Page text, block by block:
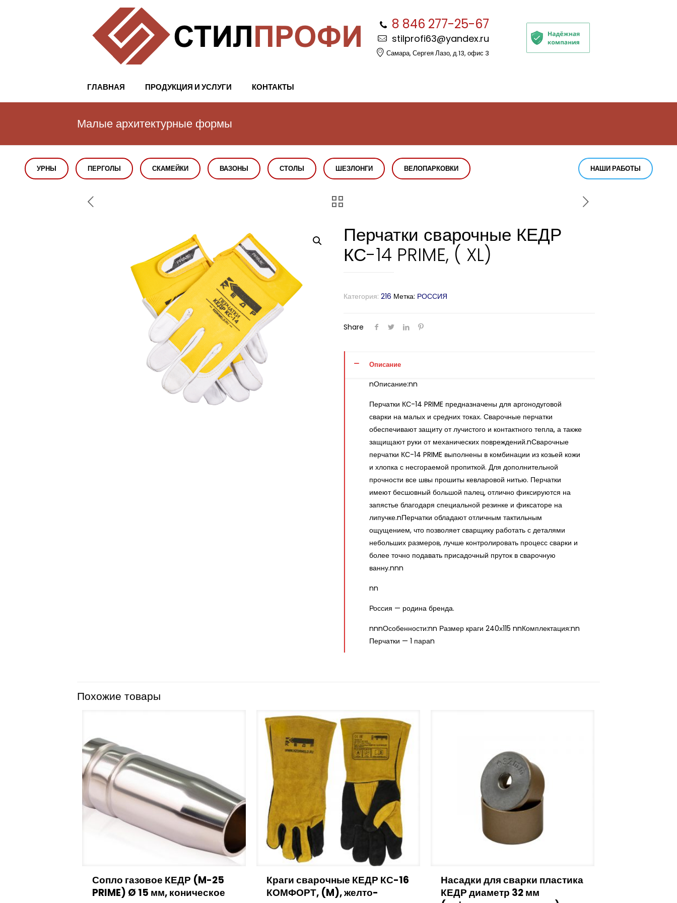
ГЛАВНАЯ ПРОДУКЦИЯ И УСЛУГИ КОНТАКТЫ
8 846 277-25-67
stilprofi63@yandex.ru
Самара, Сергея Лазо, д.13, офис 3
Малые архитектурные формы
УРНЫ ПЕРГОЛЫ СКАМЕЙКИ ВАЗОНЫ СТОЛЫ ШЕЗЛОНГИ ВЕЛОПАРКОВКИ НАШИ РАБОТЫ
Перчатки сварочные КЕДР
КС-14 PRIME, ( XL)
Категория:216 Метка: РОССИЯ
Share
Описание
nОписание:nn
Перчатки КС-14 PRIME предназначены для аргонодуговой
сварки на малых и средних токах. Сварочные перчатки
обеспечивают защиту от лучистого и контактного тепла, а также
защищают руки от механических повреждений.nСварочные
перчатки КС-14 PRIME выполнены в комбинации из козьей кожи
и хлопка с несгораемой пропиткой. Для дополнительной
прочности все швы прошиты кевларовой нитью. Перчатки
имеют бесшовный большой палец, отлично фиксируются на
запястье благодаря специальной резинке и фиксаторе на
липучке.nПерчатки обладают отличным тактильным
ощущением, что позволяет сварщику работать с деталями
небольших размеров, лучше контролировать процесс сварки и
более точно подавать присадочный пруток в сварочную
ванну.nnn
nn
Россия — родина бренда.
nnnОсобенности:nn Размер краги 240х115 nnКомплектация:nn
Перчатки — 1 параn
Похожие товары
Сопло газовое КЕДР (M-25
PRIME) Ø 15 мм, коническое
Краги сварочные КЕДР КС-16
КОМФОРТ, (M), желто-
Насадки для сварки пластика
КЕДР диаметр 32 мм